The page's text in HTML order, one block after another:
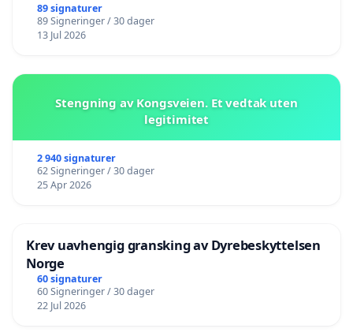
89 signaturer
89 Signeringer / 30 dager
13 Jul 2026
Stengning av Kongsveien. Et vedtak uten
legitimitet
2 940 signaturer
62 Signeringer / 30 dager
25 Apr 2026
Krev uavhengig gransking av Dyrebeskyttelsen
Norge
60 signaturer
60 Signeringer / 30 dager
22 Jul 2026